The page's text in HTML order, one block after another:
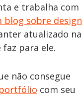
e trabalha com
blog sobre design
atualizado na
faz para ele.
não consegue
com seu